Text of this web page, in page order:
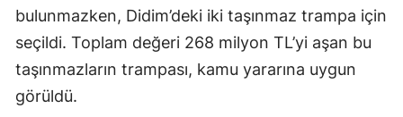
bulunmazken, Didim’deki iki taşınmaz trampa için
seçildi. Toplam değeri 268 milyon TL’yi aşan bu
taşınmazların trampası, kamu yararına uygun
görüldü.